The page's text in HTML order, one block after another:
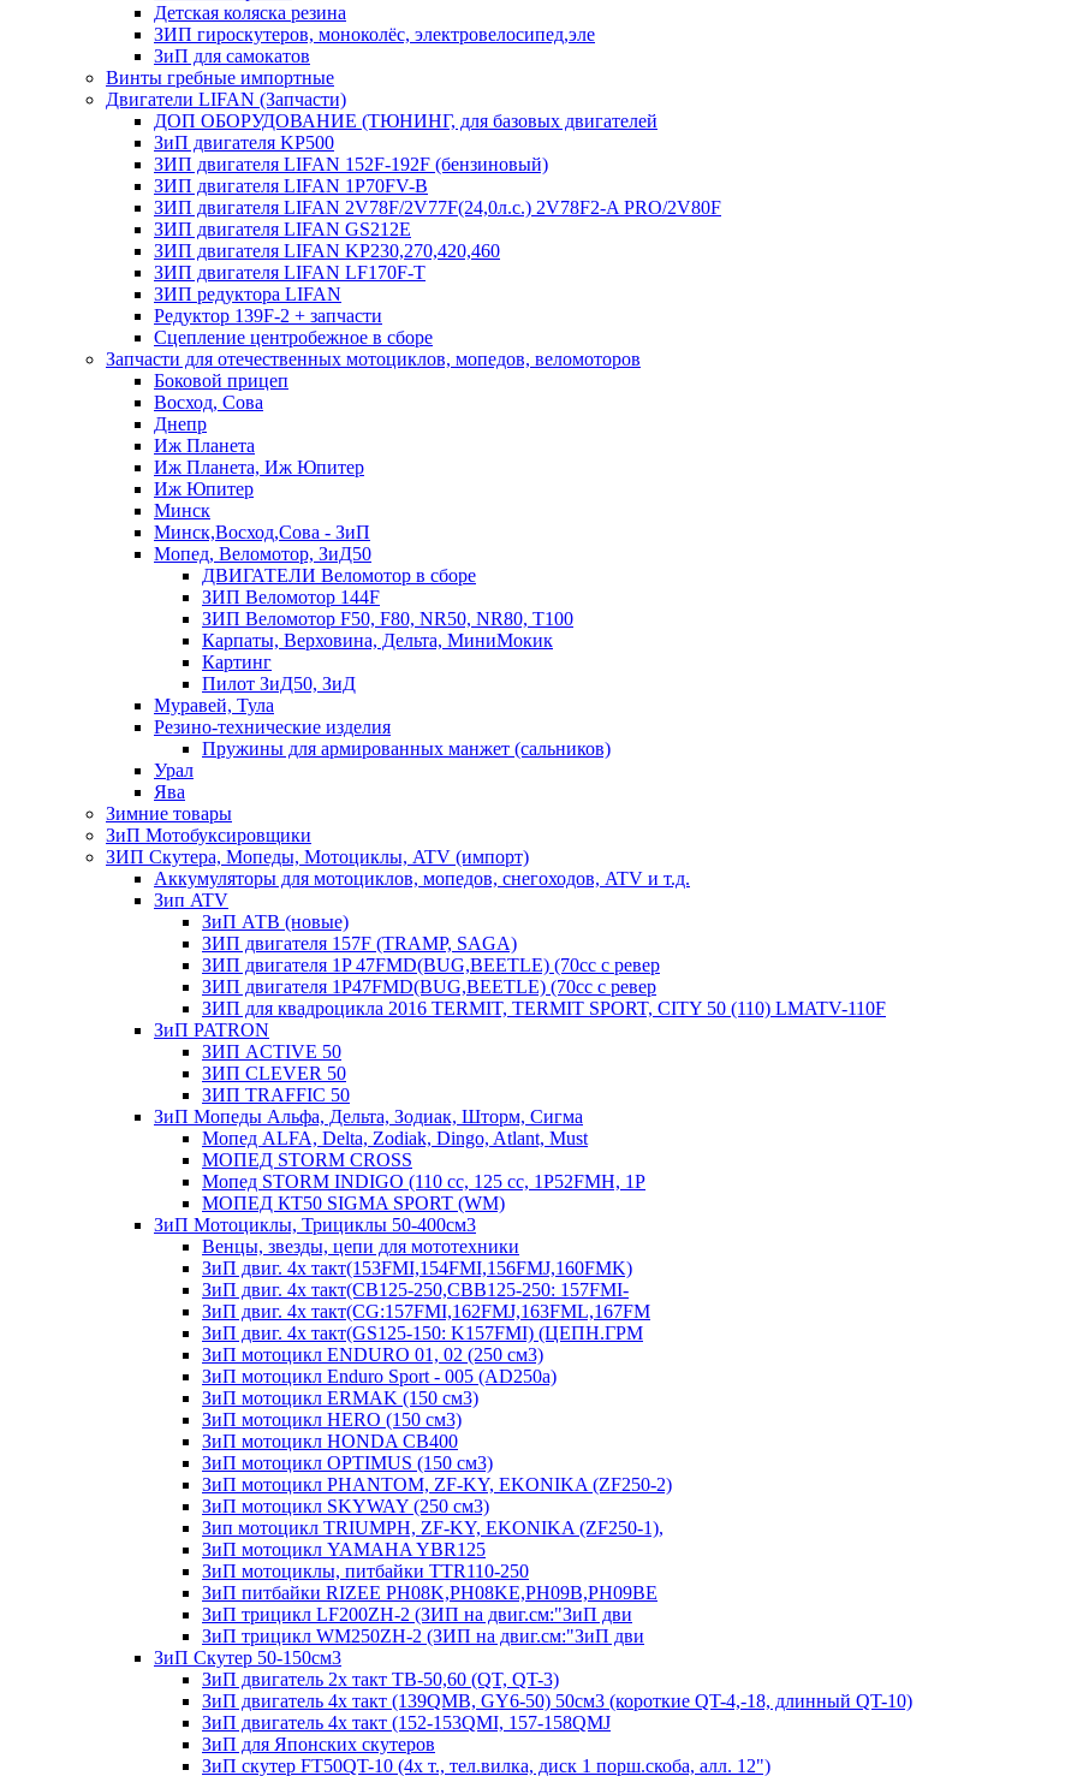
Детская коляска резина
ЗИП гироскутеров, моноколёс, электровелосипед,эле
ЗиП для самокатов
Винты гребные импортные
Двигатели LIFAN (Запчасти)
ДОП ОБОРУДОВАНИЕ (ТЮНИНГ, для базовых двигателей
ЗиП двигателя KP500
ЗИП двигателя LIFAN 152F-192F (бензиновый)
ЗИП двигателя LIFAN 1P70FV-B
ЗИП двигателя LIFAN 2V78F/2V77F(24,0л.с.) 2V78F2-A PRO/2V80F
ЗИП двигателя LIFAN GS212E
ЗИП двигателя LIFAN KP230,270,420,460
ЗИП двигателя LIFAN LF170F-T
ЗИП редуктора LIFAN
Редуктор 139F-2 + запчасти
Сцепление центробежное в сборе
Запчасти для отечественных мотоциклов, мопедов, веломоторов
Боковой прицеп
Восход, Сова
Днепр
Иж Планета
Иж Планета, Иж Юпитер
Иж Юпитер
Минск
Минск,Восход,Сова - ЗиП
Мопед, Веломотор, ЗиД50
ДВИГАТЕЛИ Веломотор в сборе
ЗИП Веломотор 144F
ЗИП Веломотор F50, F80, NR50, NR80, T100
Карпаты, Верховина, Дельта, МиниМокик
Картинг
Пилот ЗиД50, ЗиД
Муравей, Тула
Резино-технические изделия
Пружины для армированных манжет (сальников)
Урал
Ява
Зимние товары
ЗиП Мотобуксировщики
ЗИП Скутера, Мопеды, Мотоциклы, ATV (импорт)
Аккумуляторы для мотоциклов, мопедов, снегоходов, ATV и т.д.
Зип ATV
ЗиП АТВ (новые)
ЗИП двигателя 157F (TRAMP, SAGA)
ЗИП двигателя 1P 47FMD(BUG,BEETLE) (70cc с ревер
ЗИП двигателя 1P47FMD(BUG,BEETLE) (70cc с ревер
ЗИП для квадроцикла 2016 TERMIT, TERMIT SPORT, CITY 50 (110) LMATV-110F
ЗиП PATRON
ЗИП ACTIVE 50
ЗИП CLEVER 50
ЗИП TRAFFIC 50
ЗиП Мопеды Альфа, Дельта, Зодиак, Шторм, Сигма
Мопед ALFA, Delta, Zodiak, Dingo, Atlant, Must
МОПЕД STORM CROSS
Мопед STORM INDIGO (110 сс, 125 cc, 1P52FMH, 1P
МОПЕД КТ50 SIGMA SPORT (WM)
ЗиП Мотоциклы, Трициклы 50-400см3
Венцы, звезды, цепи для мототехники
ЗиП двиг. 4х такт(153FMI,154FMI,156FMJ,160FMK)
ЗиП двиг. 4х такт(CB125-250,CBB125-250: 157FMI-
ЗиП двиг. 4х такт(CG:157FMI,162FMJ,163FML,167FM
ЗиП двиг. 4х такт(GS125-150: K157FMI) (ЦЕПН.ГРМ
ЗиП мотоцикл ENDURO 01, 02 (250 см3)
ЗиП мотоцикл Enduro Sport - 005 (AD250a)
ЗиП мотоцикл ERMAK (150 см3)
ЗиП мотоцикл HERO (150 см3)
ЗиП мотоцикл HONDA CB400
ЗиП мотоцикл OPTIMUS (150 см3)
ЗиП мотоцикл PHANTOM, ZF-KY, EKONIKA (ZF250-2)
ЗиП мотоцикл SKYWAY (250 см3)
Зип мотоцикл TRIUMPH, ZF-KY, EKONIKA (ZF250-1),
ЗиП мотоцикл YAMAHA YBR125
ЗиП мотоциклы, питбайки TTR110-250
ЗиП питбайки RIZEE PH08K,PH08KE,PH09B,PH09BE
ЗиП трицикл LF200ZH-2 (ЗИП на двиг.см:"ЗиП дви
ЗиП трицикл WM250ZH-2 (ЗИП на двиг.см:"ЗиП дви
ЗиП Скутер 50-150см3
ЗиП двигатель 2х такт ТВ-50,60 (QT, QT-3)
ЗиП двигатель 4х такт (139QMB, GY6-50) 50см3 (короткие QT-4,-18, длинный QT-10)
ЗиП двигатель 4х такт (152-153QMI, 157-158QMJ
ЗиП для Японских скутеров
ЗиП скутер FT50QT-10 (4х т., тел.вилка, диск 1 порш.скоба, алл. 12")